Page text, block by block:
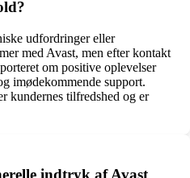
udfordringer eller
med Avast, men efter kontakt
om positive oplevelser
imødekommende support.
kundernes tilfredshed og er
indtryk af Avast